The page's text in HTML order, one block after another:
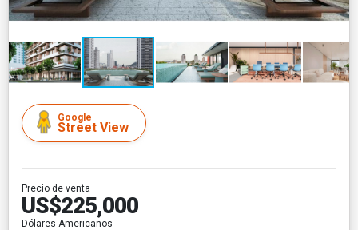
Google
Street View
Precio de venta
US$225,000
Dólares Americanos